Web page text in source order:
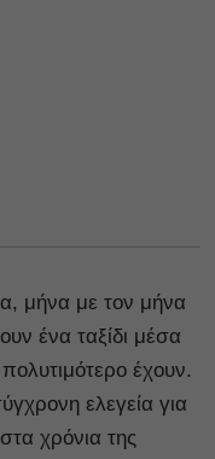
μήνα με τον μήνα
ένα ταξίδι μέσα
έχουν.
ελεγεία για
χρόνια της